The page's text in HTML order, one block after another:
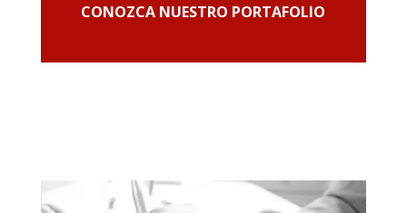
CONOZCA NUESTRO PORTAFOLIO